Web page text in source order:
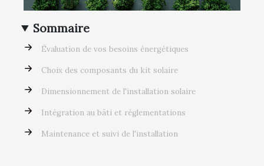
Sommaire
Évaluation de vos besoins énergétiques
Choix des composants du kit solaire
Dimensionnement de l'installation solaire
Intégration au bâti et réglementations
Maintenance et suivi de l'installation